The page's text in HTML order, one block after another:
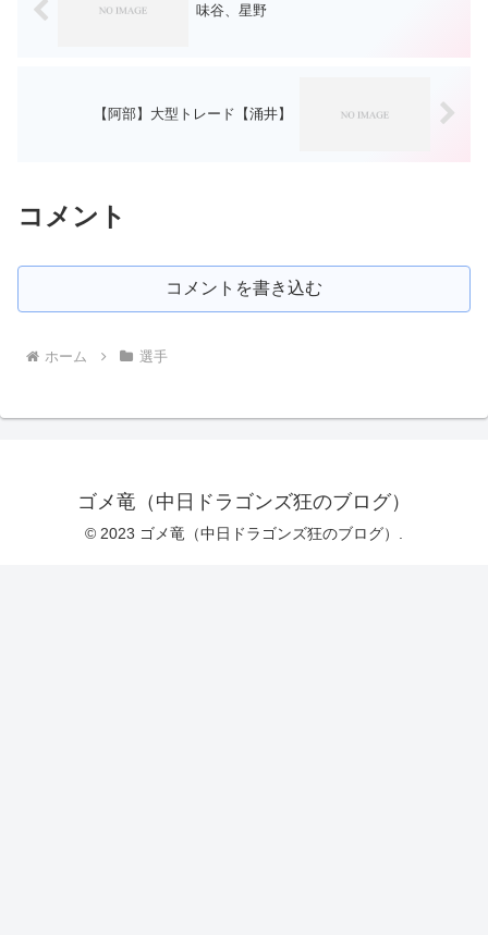
味谷、星野
【阿部】大型トレード【涌井】
コメント
コメントを書き込む
ホーム 選手
ゴメ竜（中日ドラゴンズ狂のブログ）
© 2023 ゴメ竜（中日ドラゴンズ狂のブログ）.